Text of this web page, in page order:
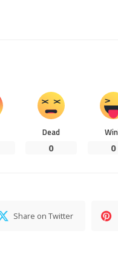
Dead
0
0
Share on Twitter